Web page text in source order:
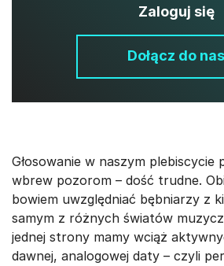
Zaloguj się
Dołącz do nas
Głosowanie w naszym plebiscycie
wbrew pozorom – dość trudne.
bowiem uwzględniać bębniarzy z
samym z różnych światów
jednej strony mamy wciąż
dawnej, analogowej daty – czyli